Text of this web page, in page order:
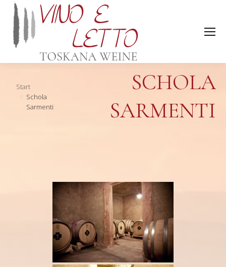
Sie befinden sich hier:
Start
Schola
Sarmenti
SCHOLA
SARMENTI